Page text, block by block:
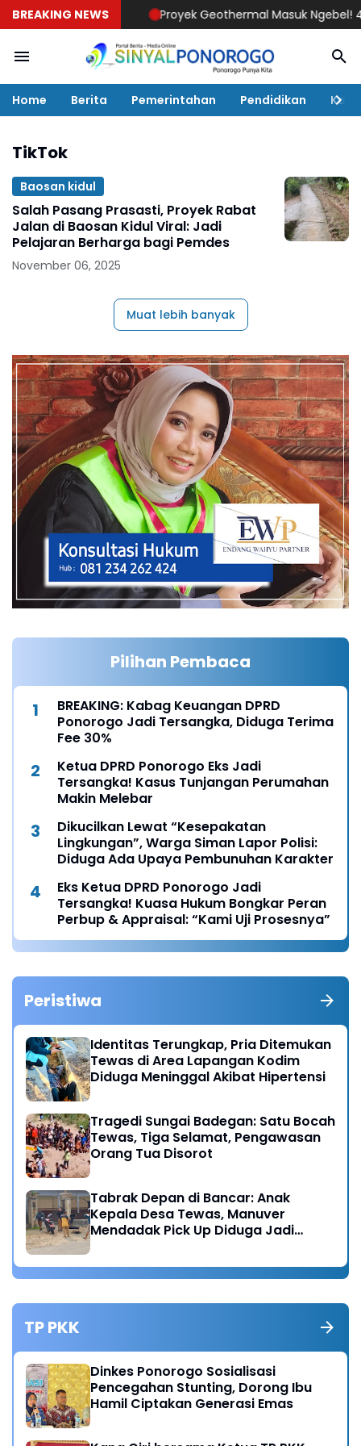
BREAKING NEWS Proyek Geothermal Masuk Ngebel! 4
Home Berita Pemerintahan Pendidikan
TikTok
Baosan kidul
Salah Pasang Prasasti, Proyek Rabat
Jalan di Baosan Kidul Viral: Jadi
Pelajaran Berharga bagi Pemdes
November 06, 2025
Muat lebih banyak
Pilihan Pembaca
BREAKING: Kabag Keuangan DPRD
Ponorogo Jadi Tersangka, Diduga Terima
Fee 30%
Ketua DPRD Ponorogo Eks Jadi
Tersangka! Kasus Tunjangan Perumahan
Makin Melebar
Dikucilkan Lewat “Kesepakatan
Lingkungan”, Warga Siman Lapor Polisi:
Diduga Ada Upaya Pembunuhan Karakter
Eks Ketua DPRD Ponorogo Jadi
Tersangka! Kuasa Hukum Bongkar Peran
Perbup & Appraisal: “Kami Uji Prosesnya”
Peristiwa
Identitas Terungkap, Pria Ditemukan
Tewas di Area Lapangan Kodim
Diduga Meninggal Akibat Hipertensi
Tragedi Sungai Badegan: Satu Bocah
Tewas, Tiga Selamat, Pengawasan
Orang Tua Disorot
Tabrak Depan di Bancar: Anak
Kepala Desa Tewas, Manuver
Mendadak Pick Up Diduga Jadi
TP PKK
Dinkes Ponorogo Sosialisasi
Pencegahan Stunting, Dorong Ibu
Hamil Ciptakan Generasi Emas